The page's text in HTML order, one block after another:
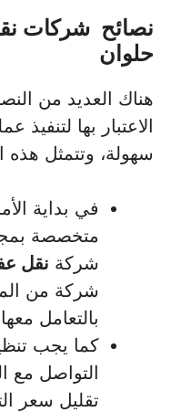
نصائح شركات
حلوان
هناك العديد من
الاعتبار بها
سهولة، وتتمثل هذه
في بداية
متخصصة
شركة نقل
شركة من
بالتعامل
كما يجب
التواصل مع
تقليل سعر